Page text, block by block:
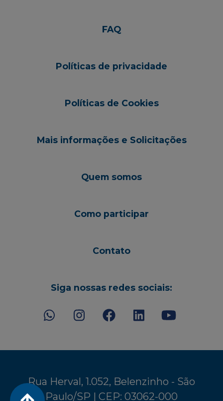
FAQ
Políticas de privacidade
Políticas de Cookies
Mais informações e Solicitações
Quem somos
Como participar
Contato
Siga nossas redes sociais:
Rua Herval, 1.052, Belenzinho - São
Paulo/SP | CEP: 03062-000